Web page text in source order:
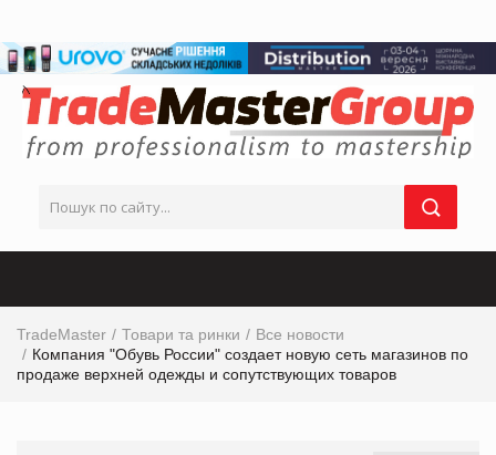
TradeMaster Товари та ринки
Все новости
Компания "Обувь России" создает новую сеть магазинов по
продаже верхней одежды и сопутствующих товаров